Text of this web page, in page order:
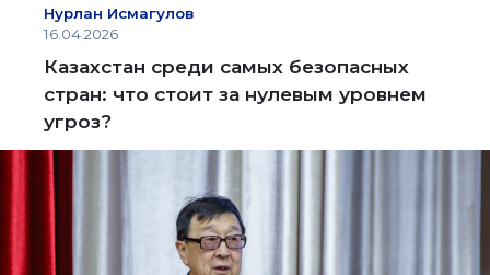
Нурлан Исмагулов
16.04.2026
Казахстан среди самых безопасных
стран: что стоит за нулевым уровнем
угроз?